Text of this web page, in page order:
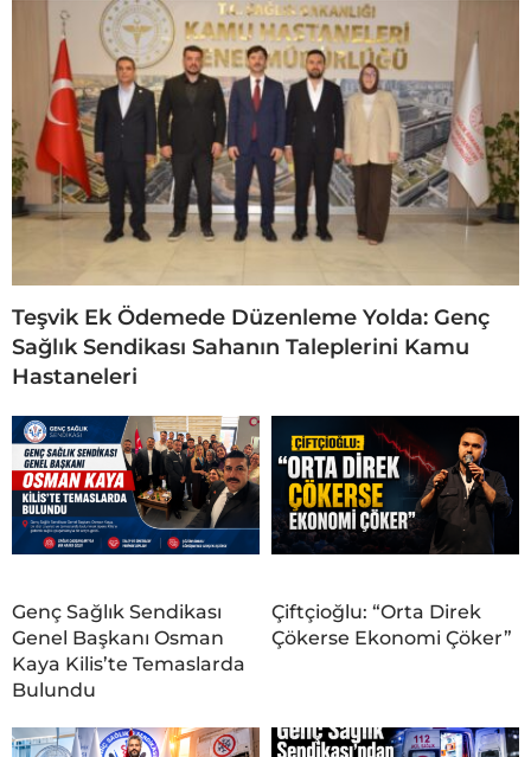
Teşvik Ek Ödemede Düzenleme Yolda: Genç
Sağlık Sendikası Sahanın Taleplerini Kamu
Hastaneleri
Genç Sağlık Sendikası
Genel Başkanı Osman
Kaya Kilis’te Temaslarda
Bulundu
Çiftçioğlu: “Orta Direk
Çökerse Ekonomi Çöker”